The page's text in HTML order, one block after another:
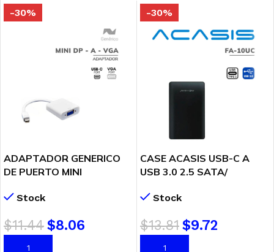
-30%
ADAPTADOR GENERICO
DE PUERTO MINI
PUERTO VGA HEMBRA
Stock
$11.44$8.06
AÑADIR AL CARRITO
-30%
CASE ACASIS USB-C A
USB 3.0 2.5 SATA/
Stock
$13.81$9.72
AÑADIR AL CARRITO